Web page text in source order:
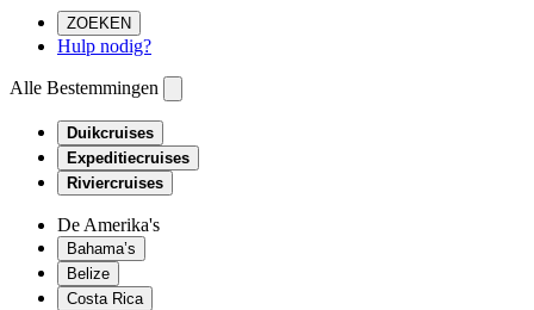
ZOEKEN
Hulp nodig?
Alle Bestemmingen
Duikcruises
Expeditiecruises
Riviercruises
De Amerika's
Bahama’s
Belize
Costa Rica